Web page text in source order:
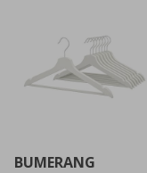
BUMERANG